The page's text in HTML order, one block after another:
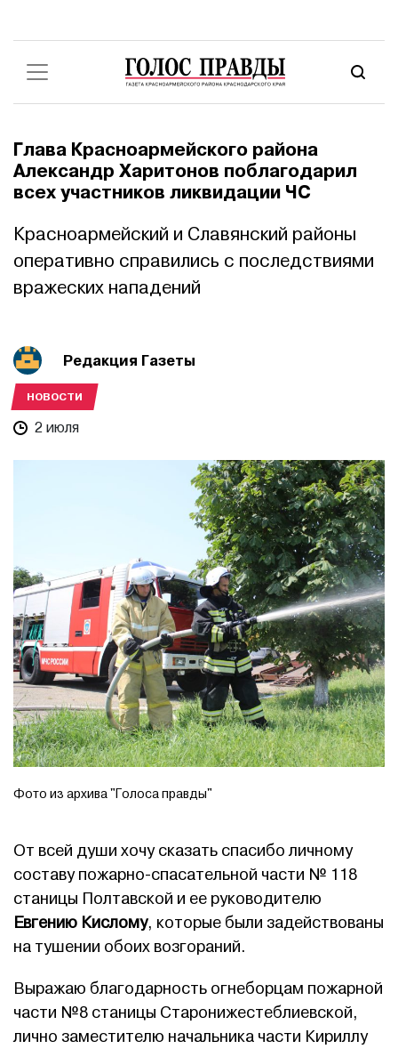
Глава Красноармейского района
Александр Харитонов поблагодарил
всех участников ликвидации ЧС
Красноармейский и Славянский районы
оперативно справились с последствиями
вражеских нападений
Редакция Газеты
НОВОСТИ
2 июля
Фото из архива "Голоса правды"
От всей души хочу сказать спасибо личному
составу пожарно-спасательной части № 118
станицы Полтавской и ее руководителю
Евгению Кислому, которые были задействованы
на тушении обоих возгораний.
Выражаю благодарность огнеборцам пожарной
части №8 станицы Старонижестеблиевской,
лично заместителю начальника части Кириллу